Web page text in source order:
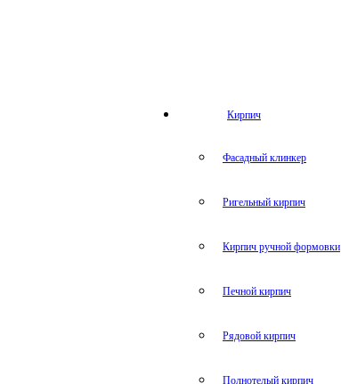
Кирпич
Фасадный клинкер
Ригельный кирпич
Кирпич ручной формовки
Печной кирпич
Рядовой кирпич
Полнотелый кирпич